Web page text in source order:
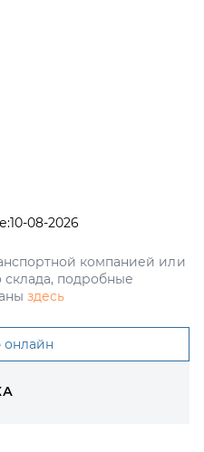
10-08-2026
компанией или
подробные
здесь
онлайн